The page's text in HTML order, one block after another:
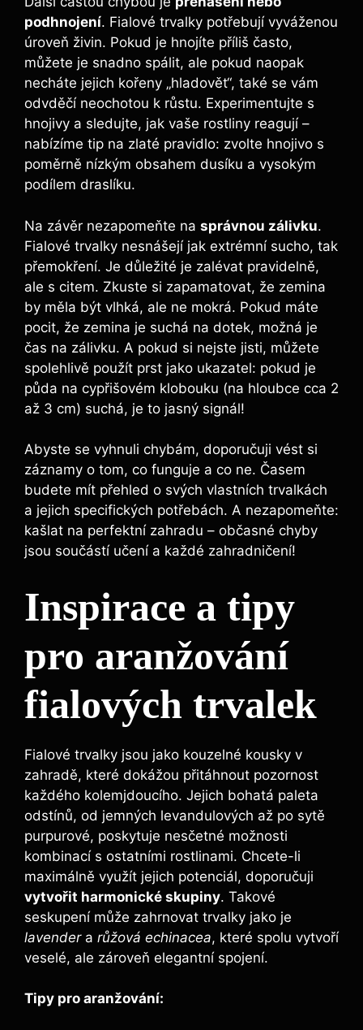
podhnojení. Fialové​ trvalky potřebují vyváženou
úroveň živin. Pokud je hnojíte příliš často,​
můžete je​ snadno ​spálit, ale pokud naopak
necháte jejich ‌kořeny „hladovět“, také se vám
odvděčí neochotou k růstu. ⁤Experimentujte s
hnojivy a sledujte, jak vaše rostliny reagují –
nabízíme tip na zlaté pravidlo: zvolte hnojivo s
poměrně nízkým obsahem dusíku a vysokým
podílem draslíku.
Na závěr nezapomeňte na správnou zálivku.
Fialové trvalky ‍nesnášejí jak extrémní sucho, tak
přemokření. Je důležité je zalévat pravidelně,
ale s citem. Zkuste si zapamatovat,⁢ že zemina
by měla být vlhká, ale ne mokrá. Pokud máte
pocit, že zemina je suchá na dotek, možná je‍
čas na ​zálivku. A pokud si nejste jisti, můžete
spolehlivě použít⁤ prst jako ukazatel: pokud je
půda na cypřišovém klobouku (na hloubce cca 2
až‌ 3 cm) suchá, je to jasný signál!
Abyste se vyhnuli chybám, doporučuji vést si‍
záznamy o tom, co‍ funguje ⁢a co ne. Časem
budete mít přehled o⁣ svých vlastních trvalkách
a jejich specifických‌ potřebách. A nezapomeňte:
kašlat na perfektní zahradu – občasné chyby
jsou součástí učení a ​každé zahradničení!
Inspirace a tipy
pro aranžování
fialových trvalek
Fialové trvalky​ jsou jako kouzelné kousky v‌
zahradě, které dokážou přitáhnout pozornost
každého kolemjdoucího. Jejich bohatá paleta
odstínů, od⁢ jemných levandulových až po sytě
purpurové, poskytuje⁣ nesčetné možnosti
kombinací s ostatními rostlinami. Chcete-li
maximálně využít jejich potenciál, doporučuji
vytvořit harmonické skupiny. Takové
seskupení může zahrnovat trvalky ⁤jako je
lavendera růžová echinacea, které spolu vytvoří
veselé, ale zároveň elegantní spojení.
Tipy ⁢pro aranžování: